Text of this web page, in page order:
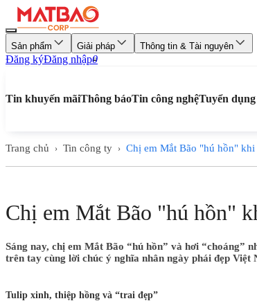
Sản phẩm Giải pháp Thông tin & Tài nguyên
Đăng kýĐăng nhập0
Tin khuyến mãiThông báoTin công nghệTuyển dụng
Trang chủ › Tin công ty › Chị em Mắt Bão "hú hồn"
Chị em Mắt Bão "hú hồn"
Sáng nay, chị em Mắt Bão “hú hồn” và hơi “choáng”
trên tay cùng lời chúc ý nghĩa nhân ngày phái đẹp Việt
Tulip xinh, thiệp hồng và “trai đẹp”